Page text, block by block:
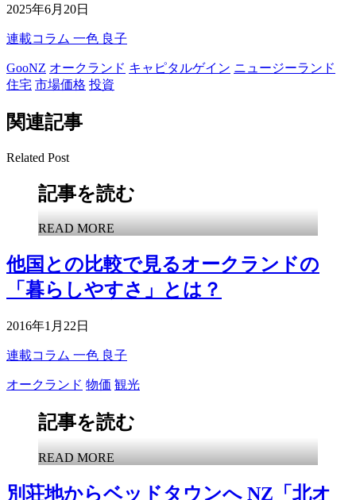
2025年6月20日
連載コラム 一色 良子
GooNZ オークランド キャピタルゲイン ニュージーランド
住宅 市場価格 投資
関連記事
Related Post
記事を読む
READ MORE
他国との比較で見るオークランドの
「暮らしやすさ」とは？
2016年1月22日
連載コラム 一色 良子
オークランド 物価 観光
記事を読む
READ MORE
別荘地からベッドタウンへ NZ「北オ